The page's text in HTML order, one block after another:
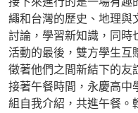
繩和台灣的歷史、地理與
討論，學習新知識，同時
活動的最後，雙方學生互
徵著他們之間新結下的友
接著午餐時間，永慶高中
組自我介紹，共進午餐。